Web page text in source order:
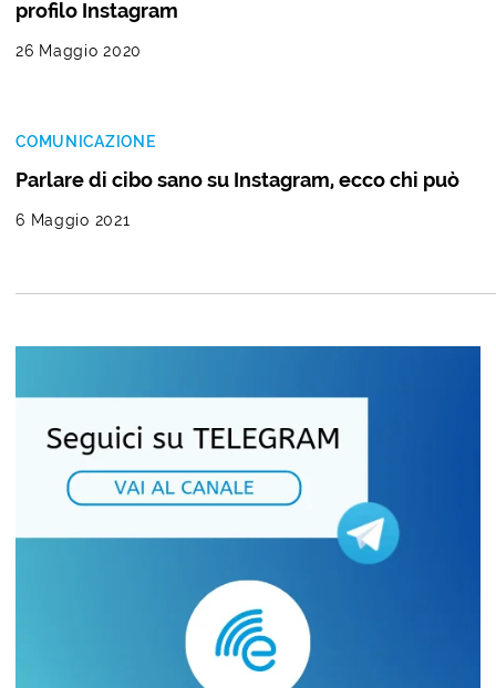
profilo Instagram
26 Maggio 2020
COMUNICAZIONE
Parlare di cibo sano su Instagram, ecco chi può
6 Maggio 2021